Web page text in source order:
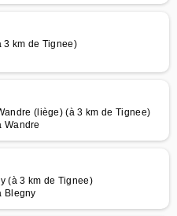
3 km de Tignee)
(liège) (à 3 km de Tignee)
Wandre
(à 3 km de Tignee)
Blegny